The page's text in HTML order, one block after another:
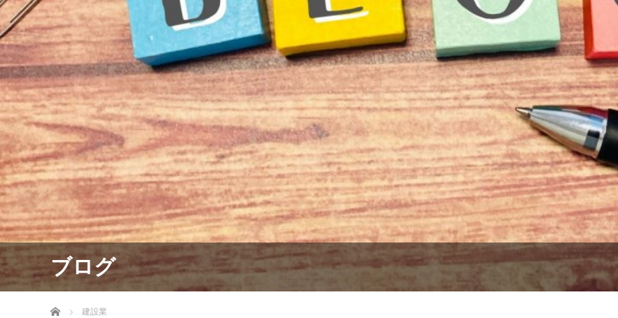
ブログ
ホーム 建設業